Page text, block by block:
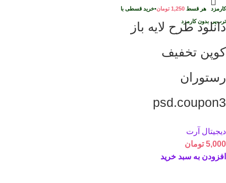
کارمزد هر قسط 1,250 تومان•خرید قسطی با
ترب‌پی بدون کارمزد
دانلود طرح لایه باز
کوپن تخفیف
رستوران
psd.coupon3
دیجیتال آرت
5,000 تومان
افزودن به سبد خرید